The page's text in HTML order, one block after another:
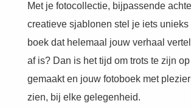
Met je fotocollectie, bijpassende
creatieve sjablonen stel je iets unieks
boek dat helemaal jouw verhaal
af is? Dan is het tijd om trots te zijn
gemaakt en jouw fotoboek met
zien, bij elke gelegenheid.